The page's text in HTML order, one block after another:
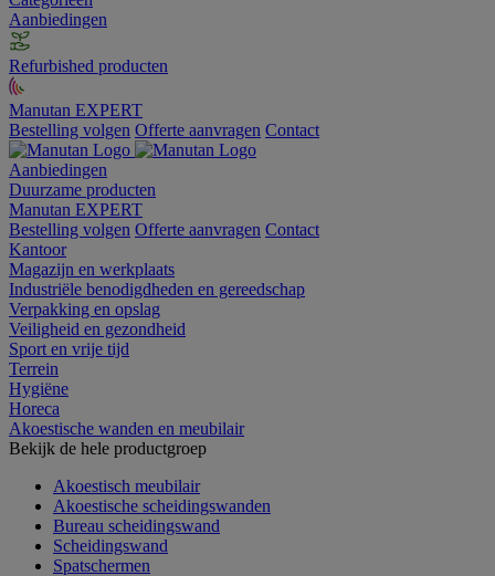
Aanbiedingen
Refurbished producten
Manutan EXPERT
Bestelling volgen Offerte aanvragen Contact
Aanbiedingen
Duurzame producten
Manutan EXPERT
Bestelling volgen Offerte aanvragen Contact
Kantoor
Magazijn en werkplaats
Industriële benodigdheden en gereedschap
Verpakking en opslag
Veiligheid en gezondheid
Sport en vrije tijd
Terrein
Hygiëne
Horeca
Akoestische wanden en meubilair
Bekijk de hele productgroep
Akoestisch meubilair
Akoestische scheidingswanden
Bureau scheidingswand
Scheidingswand
Spatschermen